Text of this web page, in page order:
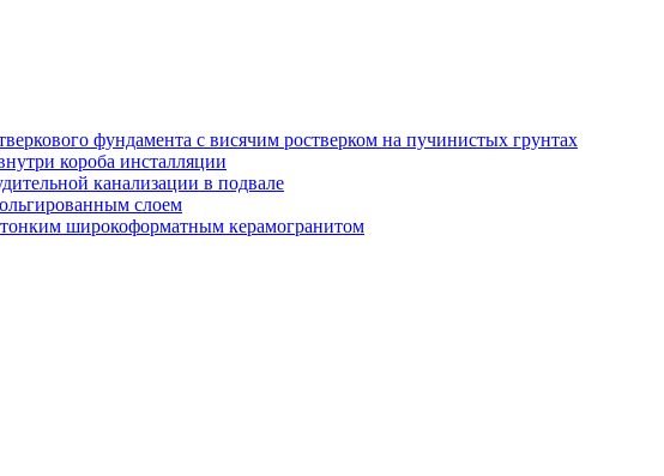
фундамента с висячим ростверком на пучинистых грунтах
короба инсталляции
канализации в подвале
слоем
широкоформатным керамогранитом